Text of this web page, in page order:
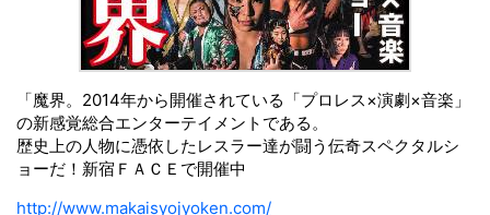
「魔界。2014年から開催されている「プロレス×演劇×音楽」
の新感覚総合エンターテイメントである。
歴史上の人物に憑依したレスラー達が闘う伝奇スペクタルシ
ョーだ！新宿ＦＡＣＥで開催中
http://www.makaisyojyoken.com/